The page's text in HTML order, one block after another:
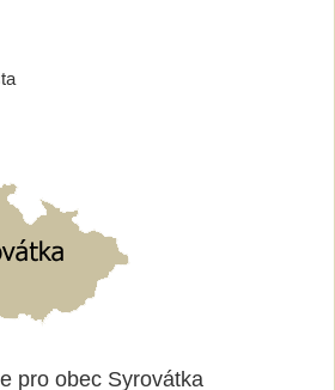
pro obec Syrovátka